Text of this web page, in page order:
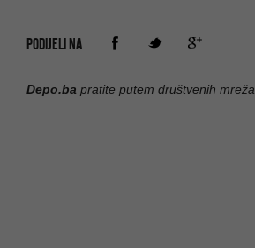
PODIJELI NA
Depo.ba pratite putem društvenih mreža